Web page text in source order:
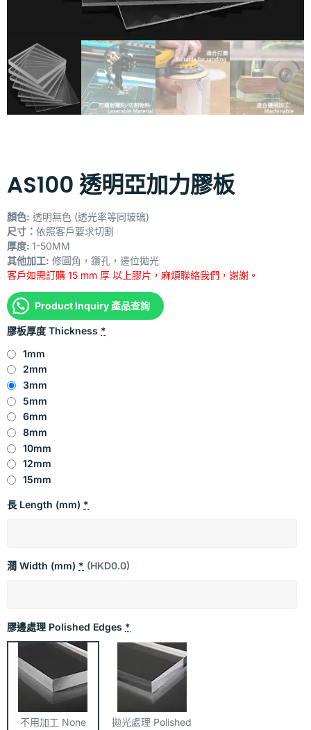
AS100 透明亞加力膠板
顏色: 透明無色 (透光率等同玻璃)
尺寸： 依照客戶要求切割
厚度: 1-50MM
其他加工: 修圓角，鑽孔，邊位拋光
客戶如需訂購 15 mm 厚 以上膠片，麻煩聯絡我們，謝謝。
Product Inquiry 產品查詢
膠板厚度 Thickness *
1mm
2mm
3mm
5mm
6mm
8mm
10mm
12mm
15mm
長 Length (mm) *
濶 Width (mm) * (HKD0.0)
膠邊處理 Polished Edges *
不用加工 None
拋光處理 Polished